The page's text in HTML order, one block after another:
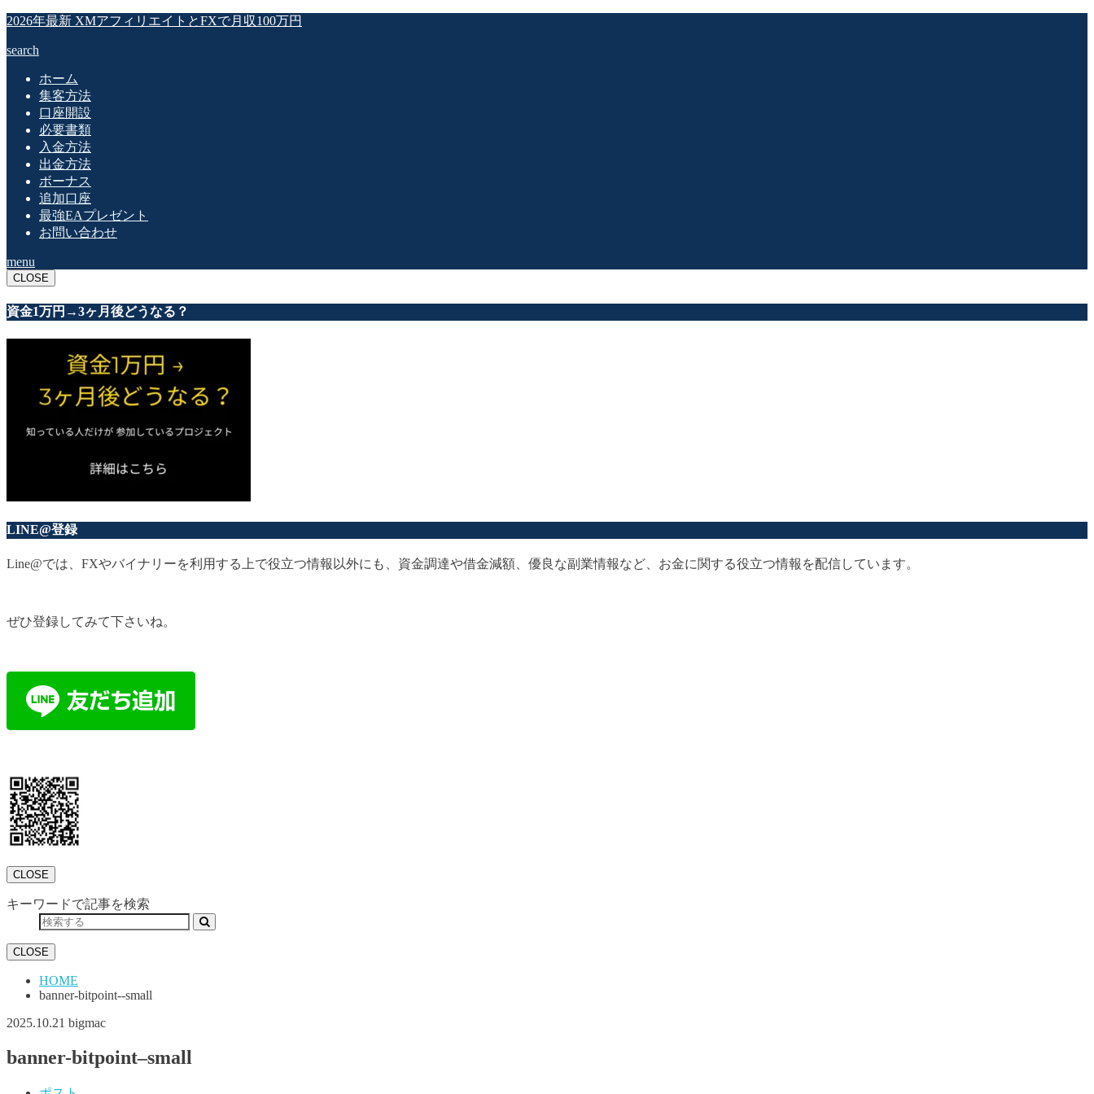
2026年最新 XMアフィリエイトとFXで月収100万円
search
ホーム
集客方法
口座開設
必要書類
入金方法
出金方法
ボーナス
追加口座
最強EAプレゼント
お問い合わせ
menu
CLOSE
資金1万円→3ヶ月後どうなる？
LINE@登録
Line@では、FXやバイナリーを利用する上で役立つ情報以外にも、資金調達や借金減額、優良な副業情報など、お金に関する役立つ情報を配信しています。
ぜひ登録してみて下さいね。
CLOSE
キーワードで記事を検索
CLOSE
HOME
banner-bitpoint--small
2025.10.21 bigmac
banner-bitpoint–small